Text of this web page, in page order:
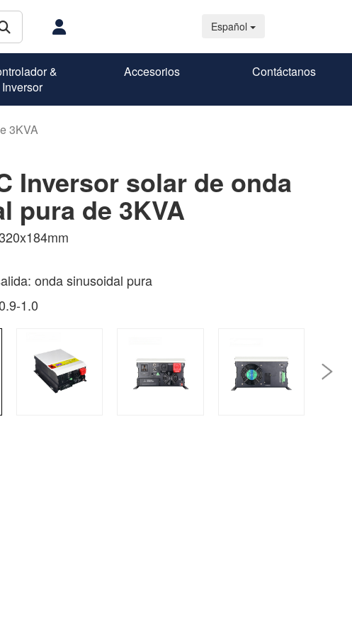
Español
&
Inversor
Accesorios Contáctanos
3KVA
Inversor solar de onda
pura de 3KVA
onda sinusoidal pura
1.0